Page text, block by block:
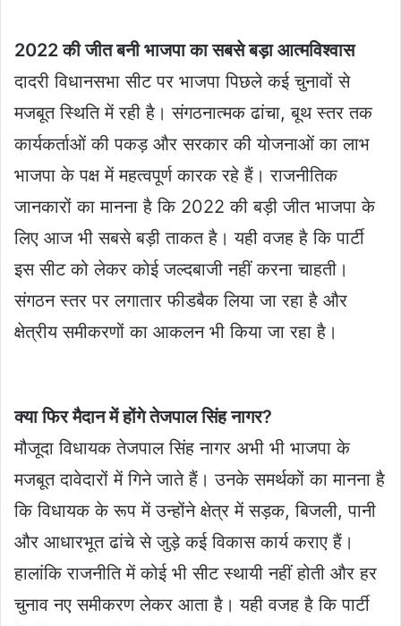
2022 की जीत बनी भाजपा का सबसे बड़ा आत्मविश्वास
दादरी विधानसभा सीट पर भाजपा पिछले कई चुनावों से
मजबूत स्थिति में रही है। संगठनात्मक ढांचा, बूथ स्तर तक
कार्यकर्ताओं की पकड़ और सरकार की योजनाओं का लाभ
भाजपा के पक्ष में महत्वपूर्ण कारक रहे हैं। राजनीतिक
जानकारों का मानना है कि 2022 की बड़ी जीत भाजपा के
लिए आज भी सबसे बड़ी ताकत है। यही वजह है कि पार्टी
इस सीट को लेकर कोई जल्दबाजी नहीं करना चाहती।
संगठन स्तर पर लगातार फीडबैक लिया जा रहा है और
क्षेत्रीय समीकरणों का आकलन भी किया जा रहा है।
क्या फिर मैदान में होंगे तेजपाल सिंह नागर?
मौजूदा विधायक तेजपाल सिंह नागर अभी भी भाजपा के
मजबूत दावेदारों में गिने जाते हैं। उनके समर्थकों का मानना है
कि विधायक के रूप में उन्होंने क्षेत्र में सड़क, बिजली, पानी
और आधारभूत ढांचे से जुड़े कई विकास कार्य कराए हैं।
हालांकि राजनीति में कोई भी सीट स्थायी नहीं होती और हर
चुनाव नए समीकरण लेकर आता है। यही वजह है कि पार्टी